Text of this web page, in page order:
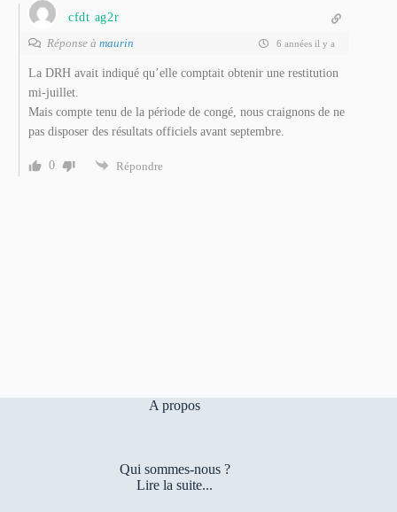
cfdt ag2r
Réponse à maurin 6 années il y a
La DRH avait indiqué qu’elle comptait obtenir une restitution
mi-juillet.
Mais compte tenu de la période de congé, nous craignons de ne
pas disposer des résultats officiels avant septembre.
0 Répondre
A propos
Qui sommes-nous ?
Lire la suite...